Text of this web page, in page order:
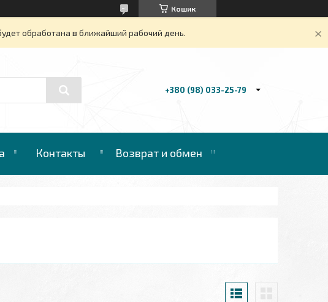
Кошик
обработана в ближайший рабочий день.
+380 (98) 033-25-79
Контакты Возврат и обмен